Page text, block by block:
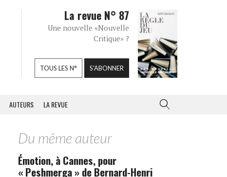
La revue N° 87
Une nouvelle «Nouvelle
Critique» ?
TOUS LES N° S'ABONNER
AUTEURS LA REVUE
Du même auteur
Émotion, à Cannes, pour
« Peshmerga » de Bernard-Henri